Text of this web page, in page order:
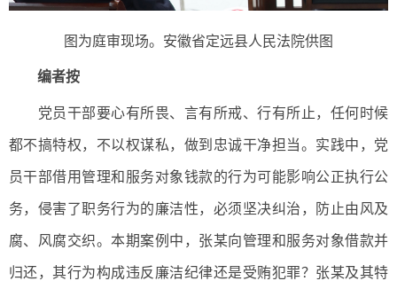
图为庭审现场。安徽省定远县人民法院供图
编者按
党员干部要心有所畏、言有所戒、行有所止，任何时候
都不搞特权，不以权谋私，做到忠诚干净担当。实践中，党
员干部借用管理和服务对象钱款的行为可能影响公正执行公
务，侵害了职务行为的廉洁性，必须坚决纠治，防止由风及
腐、风腐交织。本期案例中，张某向管理和服务对象借款并
归还，其行为构成违反廉洁纪律还是受贿犯罪？张某及其特